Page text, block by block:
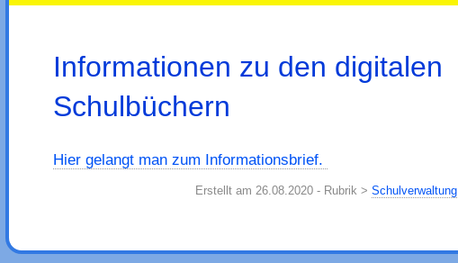
Informationen zu den digitalen
Schulbüchern
Hier gelangt man zum Informationsbrief.
Erstellt am 26.08.2020 - Rubrik > Schulverwaltung